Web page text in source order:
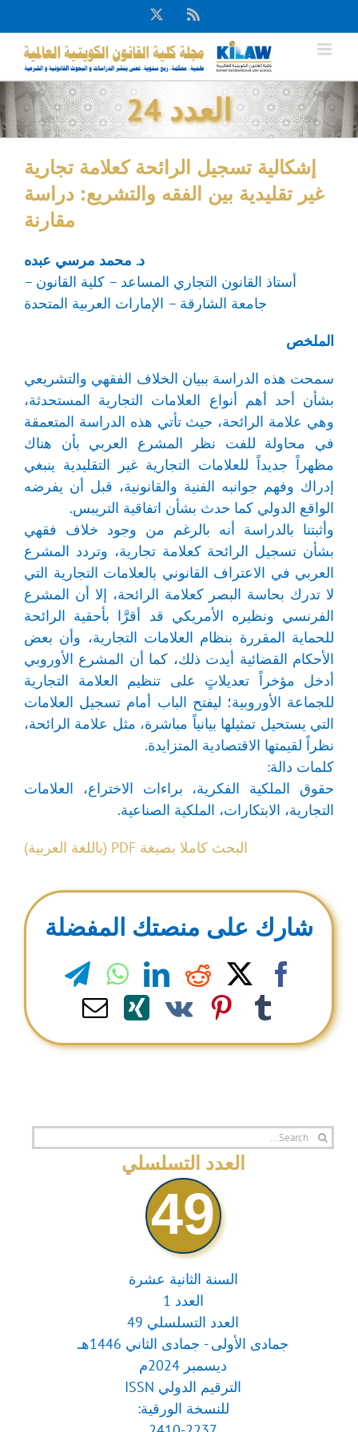
to
content
Rss
X
العدد 24
إشكالية تسجيل الرائحة كعلامة تجارية
غير تقليدية بين الفقه والتشريع: دراسة
مقارنة
د. محمد مرسي عبده
أستاذ القانون التجاري المساعد – كلية القانون –
جامعة الشارقة – الإمارات العربية المتحدة
الملخص
سمحت هذه الدراسة ببيان الخلاف الفقهي والتشريعي
بشأن أحد أهم أنواع العلامات التجارية المستحدثة،
وهي علامة الرائحة، حيث تأتي هذه الدراسة المتعمقة
في محاولة للفت نظر المشرع العربي بأن هناك
مظهراً جديداً للعلامات التجارية غير التقليدية ينبغي
إدراك وفهم جوانبه الفنية والقانونية، قبل أن يفرضه
الواقع الدولي كما حدث بشأن اتفاقية التريبس.
وأثبتنا بالدراسة أنه بالرغم من وجود خلاف فقهي
بشأن تسجيل الرائحة كعلامة تجارية، وتردد المشرع
العربي في الاعتراف القانوني بالعلامات التجارية التي
لا تدرك بحاسة البصر كعلامة الرائحة، إلا أن المشرع
الفرنسي ونظيره الأمريكي قد أقرَّا بأحقية الرائحة
للحماية المقررة بنظام العلامات التجارية، وأن بعض
الأحكام القضائية أيدت ذلك، كما أن المشرع الأوروبي
أدخل مؤخراً تعديلاتٍ على تنظيم العلامة التجارية
للجماعة الأوروبية؛ ليفتح الباب أمام تسجيل العلامات
التي يستحيل تمثيلها بيانياً مباشرة، مثل علامة الرائحة،
نظراً لقيمتها الاقتصادية المتزايدة.
كلمات دالة:
حقوق الملكية الفكرية، براءات الاختراع، العلامات
التجارية، الابتكارات، الملكية الصناعية.
البحث كاملا بصيغة PDF (باللغة العربية)
شارك على منصتك المفضلة
Facebook
X
Reddit
LinkedIn
Tumblr
Pinterest
Vk
Xing
Email
Search
العدد التسلسلي
49
السنة الثانية عشرة
العدد 1
العدد التسلسلي 49
جمادى الأولى - جمادى الثاني 1446هـ
ديسمبر 2024م
الترقيم الدولي ISSN
للنسخة الورقية: